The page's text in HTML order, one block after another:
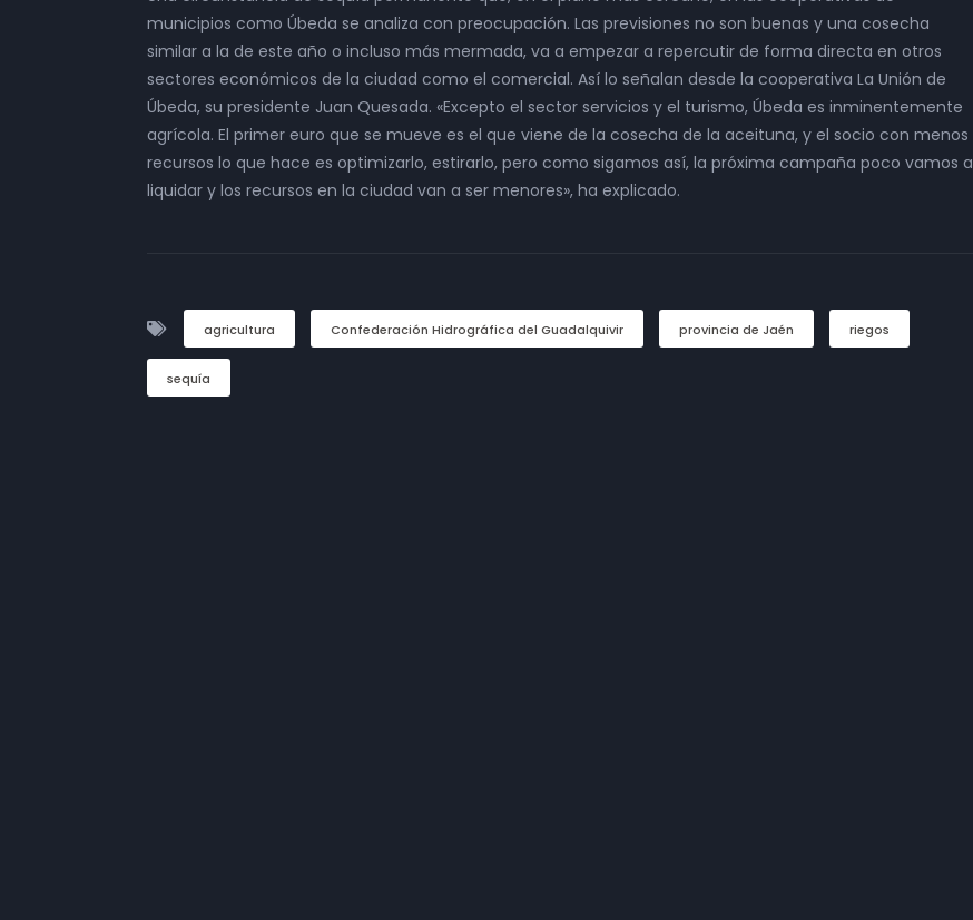
municipios como Úbeda se analiza con preocupación. Las previsiones no son buenas y una cosecha
similar a la de este año o incluso más mermada, va a empezar a repercutir de forma directa en otros
sectores económicos de la ciudad como el comercial. Así lo señalan desde la cooperativa La Unión de
Úbeda, su presidente Juan Quesada. «Excepto el sector servicios y el turismo, Úbeda es inminentemente
agrícola. El primer euro que se mueve es el que viene de la cosecha de la aceituna, y el socio con menos
recursos lo que hace es optimizarlo, estirarlo, pero como sigamos así, la próxima campaña poco vamos a
liquidar y los recursos en la ciudad van a ser menores», ha explicado.
agricultura Confederación Hidrográfica del Guadalquivir provincia de Jaén riegos
sequía